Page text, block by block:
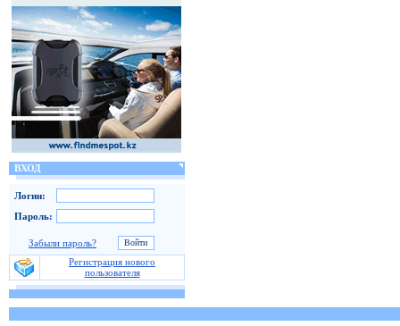
ВХОД
Логин:
Пароль:
Забыли пароль?
Регистрация нового
пользователя